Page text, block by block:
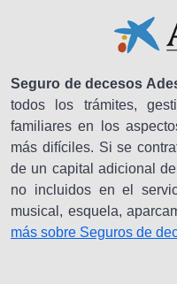
Seguro de decesos
todos los trámites,
familiares en los
más difíciles. Si se
de un capital adicional
no incluidos en el
musical, esquela,
más sobre Seguros de